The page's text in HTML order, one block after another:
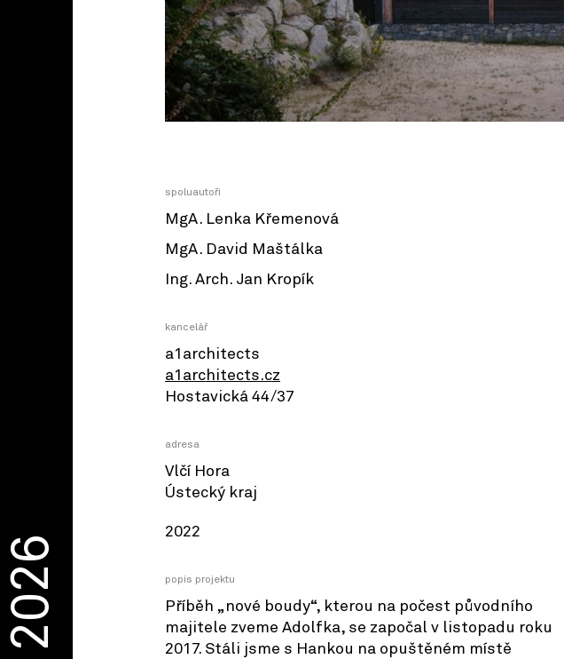
spoluautoři
MgA. Lenka Křemenová
MgA. David Maštálka
Ing. Arch. Jan Kropík
kancelář
a1architects
a1architects.cz
Hostavická 44/37
adresa
Vlčí Hora
Ústecký kraj
2022
popis projektu
Příběh „nové boudy“, kterou na počest původního
majitele zveme Adolfka, se započal v listopadu roku
2017. Stáli jsme s Hankou na opuštěném místě
2026